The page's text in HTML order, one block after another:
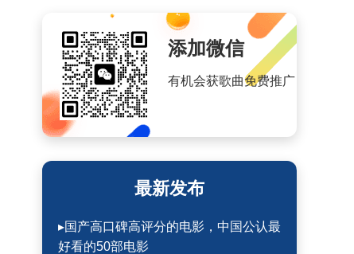
添加微信
有机会获歌曲免费推广
最新发布
▸国产高口碑高评分的电影，中国公认最
好看的50部电影